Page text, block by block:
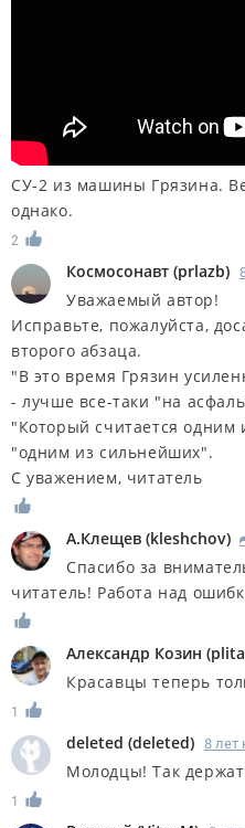
СУ-2 из машины Грязина.
однако.
2
Космосонавт (prlazb)
Уважаемый автор!
Исправьте, пожалуйста,
второго абзаца.
"В это время Грязин
- лучше все-таки "на
"Который считается
"одним из сильнейших".
С уважением, читатель
А.Клещев (kleshchov)
Спасибо за
читатель! Работа над
Александр Козин (
Красавцы теперь
1
deleted (deleted) 8 лет
Молодцы! Так
1